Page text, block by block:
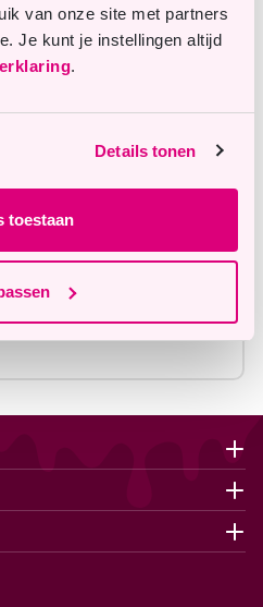
van onze site met partners
Je kunt je instellingen altijd
.
Details tonen
toestaan
happy to assist you.